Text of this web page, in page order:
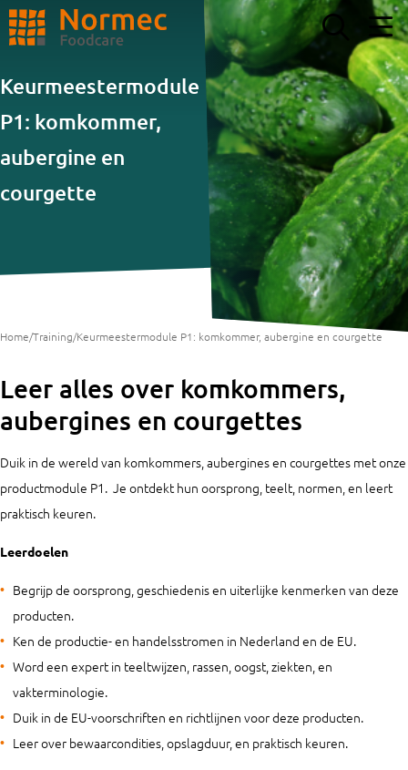
Keurmeestermodule
P1: komkommer,
aubergine en
courgette
Home/Training/Keurmeestermodule P1: komkommer, aubergine en courgette
Leer alles over komkommers,
aubergines en courgettes
Duik in de wereld van komkommers, aubergines en courgettes met onze
productmodule P1. Je ontdekt hun oorsprong, teelt, normen, en leert
praktisch keuren.
Leerdoelen
Begrijp de oorsprong, geschiedenis en uiterlijke kenmerken van deze
producten.
Ken de productie- en handelsstromen in Nederland en de EU.
Word een expert in teeltwijzen, rassen, oogst, ziekten, en
vakterminologie.
Duik in de EU-voorschriften en richtlijnen voor deze producten.
Leer over bewaarcondities, opslagduur, en praktisch keuren.